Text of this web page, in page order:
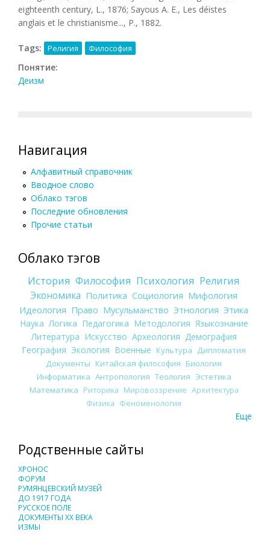
eighteenth century, L., 1876; Sayous A. E., Les déistes
anglais et le christianisme..., P., 1882.
Tags: Религия Философия
Понятие:
Деизм
Навигация
Алфавитный справочник
Вводное слово
Облако тэгов
Последние обновления
Прочие статьи
Облако тэгов
История Философия Психология Религия
Экономика Политика Социология Мифология
Идеология Право Мусульманство Этнология Этика
Наука Логика Педагогика Методология Языкознание
Литература Искусство Археология Демография
География Экология Военные Культура
Дипломатия
Документы Китайская философия Биология
Информатика Антропология Теология Эстетика
Математика Риторика Мировоззрение Архитектура
Физика Феноменология
Еще
Родственные сайты
ХРОНОС
ФОРУМ
РУМЯНЦЕВСКИЙ МУЗЕЙ
ДО 1917 ГОДА
РУССКОЕ ПОЛЕ
ДОКУМЕНТЫ XX ВЕКА
ИЗМЫ